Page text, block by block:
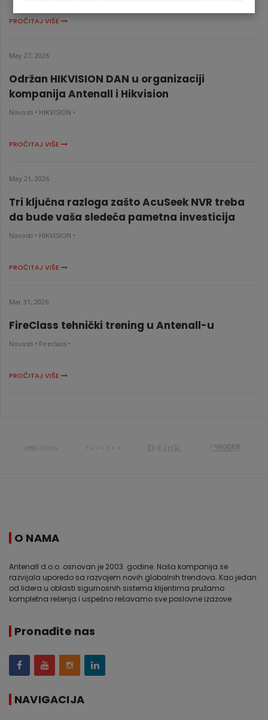
PROČITAJ VIŠE
May 27, 2026
Održan HIKVISION DAN u organizaciji
kompanija Antenall i Hikvision
Novosti • HIKVISION •
PROČITAJ VIŠE
May 21, 2026
Tri ključna razloga zašto AcuSeek NVR treba
da bude vaša sledeća pametna investicija
Novosti • HIKVISION •
PROČITAJ VIŠE
Mar 31, 2026
FireClass tehnički trening u Antenall-u
Novosti • Fireclass •
PROČITAJ VIŠE
O NAMA
Antenall d.o.o. osnovan je 2003. godine. Naša kompanija se
razvijala uporedo sa razvojem novih globalnih trendova. Kao jedan
od lidera u oblasti sigurnosnih sistema klijentima pružamo
kompletna rešenja i uspešno rešavamo sve poslovne izazove.
Pronađite nas
NAVIGACIJA